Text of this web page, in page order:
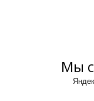
Мы